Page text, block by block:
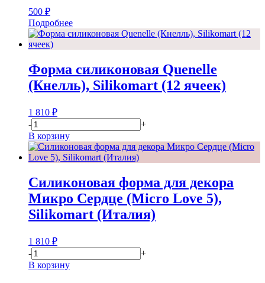
500 ₽
Подробнее
Форма силиконовая Quenelle
(Кнелль), Silikomart (12 ячеек)
1 810 ₽
-
+
В корзину
Силиконовая форма для декора
Микро Сердце (Micro Love 5),
Silikomart (Италия)
1 810 ₽
-
+
В корзину